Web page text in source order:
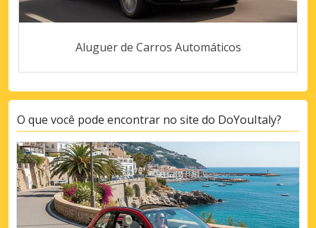
Aluguer de Carros Automáticos
O que você pode encontrar no site do DoYouItaly?